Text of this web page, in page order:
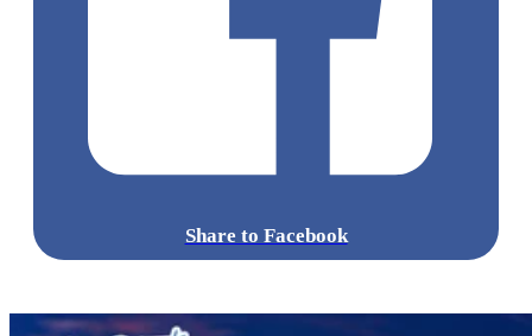
Share to Facebook